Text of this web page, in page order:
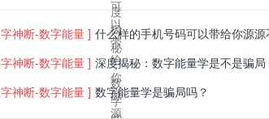
付姓和
神断-数字能量 ] 什么样的手机号码可以带给你源源
神断-数字能量 ] 深度揭秘：数字能量学是不是骗局
神断-数字能量 ] 数字能量学是骗局吗？